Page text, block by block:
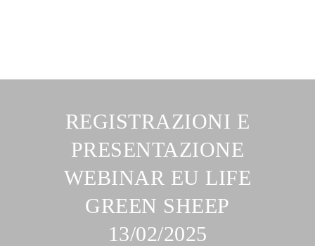
REGISTRAZIONI E
PRESENTAZIONE
WEBINAR EU LIFE
GREEN SHEEP
13/02/2025